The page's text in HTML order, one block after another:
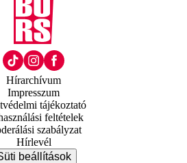
Hírarchívum
Impresszum
tájékoztató
feltételek
szabályzat
Hírlevél
beállítások